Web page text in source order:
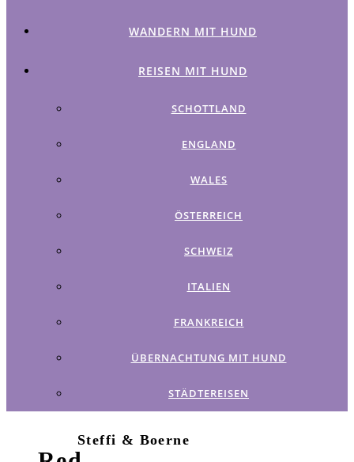
WANDERN MIT HUND
REISEN MIT HUND
SCHOTTLAND
ENGLAND
WALES
ÖSTERREICH
SCHWEIZ
ITALIEN
FRANKREICH
ÜBERNACHTUNG MIT HUND
STÄDTEREISEN
Steffi & Boerne